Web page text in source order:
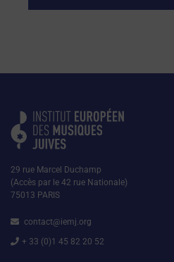
29 rue Marcel Duchamp
(Accès par le 42 rue Nationale)
75013 PARIS
contact@iemj.org
+ 33 (0)1 45 82 20 52